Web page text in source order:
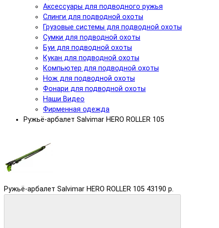
Аксессуары для подводного ружья
Слинги для подводной охоты
Грузовые системы для подводной охоты
Сумки для подводной охоты
Буи для подводной охоты
Кукан для подводной охоты
Компьютер для подводной охоты
Нож для подводной охоты
Фонари для подводной охоты
Наши Видео
Фирменная одежда
Ружьё-арбалет Salvimar HERO ROLLER 105
Ружьё-арбалет Salvimar HERO ROLLER 105 43190 р.